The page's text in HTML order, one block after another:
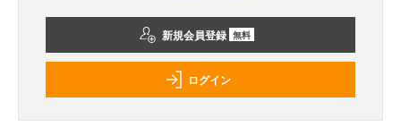
新規会員登録 無料
ログイン